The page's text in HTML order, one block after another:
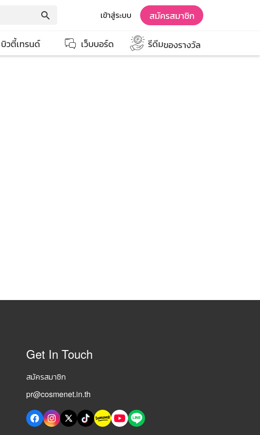
search เข้าสู่ระบบ สมัครสมาชิก
บิวตี้เทรนด์ เว็บบอร์ด รีดีมของรางวัล
Get In Touch
สมัครสมาชิก
pr@cosmenet.in.th